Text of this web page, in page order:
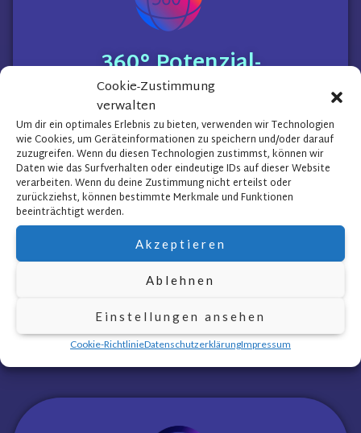
Cookie-Zustimmung
verwalten
Um dir ein optimales Erlebnis zu bieten, verwenden wir Technologien
wie Cookies, um Geräteinformationen zu speichern und/oder darauf
zuzugreifen. Wenn du diesen Technologien zustimmst, können wir
Daten wie das Surfverhalten oder eindeutige IDs auf dieser Website
verarbeiten. Wenn du deine Zustimmung nicht erteilst oder
zurückziehst, können bestimmte Merkmale und Funktionen
beeinträchtigt werden.
Akzeptieren
Ablehnen
Einstellungen ansehen
Cookie-RichtlinieDatenschutzerklärungImpressum
360°Potenzial-
Entfaltung
Das Rundum-sorglos-Paket
Nachdem diePotenzialeentdeckt sind,
kümmere ich mich im Anschluss um die
Organisation und Förderung.
Mehr erfahren..